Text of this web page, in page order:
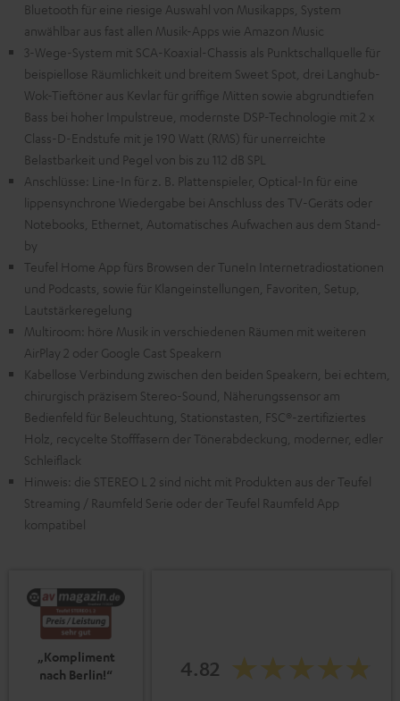
Bluetooth für eine riesige Auswahl von Musikapps, System
anwählbar aus fast allen Musik-Apps wie Amazon Music
3-Wege-System mit SCA-Koaxial-Chassis als Punktschallquelle für
beispiellose Räumlichkeit und breitem Sweet Spot, drei Langhub-
Wok-Tieftöner aus Kevlar für griffige Mitten sowie abgrundtiefen
Bass bei hoher Impulstreue, modernste DSP-Technologie mit 2 x
Class-D-Endstufe mit je 190 Watt (RMS) für unerreichte
Belastbarkeit und Pegel von bis zu 112 dB SPL
Anschlüsse: Line-In für z. B. Plattenspieler, Optical-In für eine
lippensynchrone Wiedergabe bei Anschluss des TV-Geräts oder
Notebooks, Ethernet, Automatisches Aufwachen aus dem Stand-
by
Teufel Home App fürs Browsen der TuneIn Internetradiostationen
und Podcasts, sowie für Klangeinstellungen, Favoriten, Setup,
Lautstärkeregelung
Multiroom: höre Musik in verschiedenen Räumen mit weiteren
AirPlay 2 oder Google Cast Speakern
Kabellose Verbindung zwischen den beiden Speakern, bei echtem,
chirurgisch präzisem Stereo-Sound, Näherungssensor am
Bedienfeld für Beleuchtung, Stationstasten, FSC®-zertifiziertes
Holz, recycelte Stofffasern der Tönerabdeckung, moderner, edler
Schleiflack
Hinweis: die STEREO L 2 sind nicht mit Produkten aus der Teufel
Streaming / Raumfeld Serie oder der Teufel Raumfeld App
kompatibel
„Kompliment
nach Berlin!“
4.82